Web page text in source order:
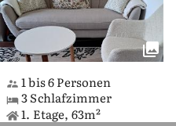
1 bis 6 Personen
3 Schlafzimmer
1. Etage, 63m²